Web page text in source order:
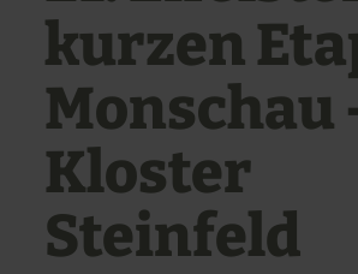
kurzen
Monschau
Kloster
Steinfeld